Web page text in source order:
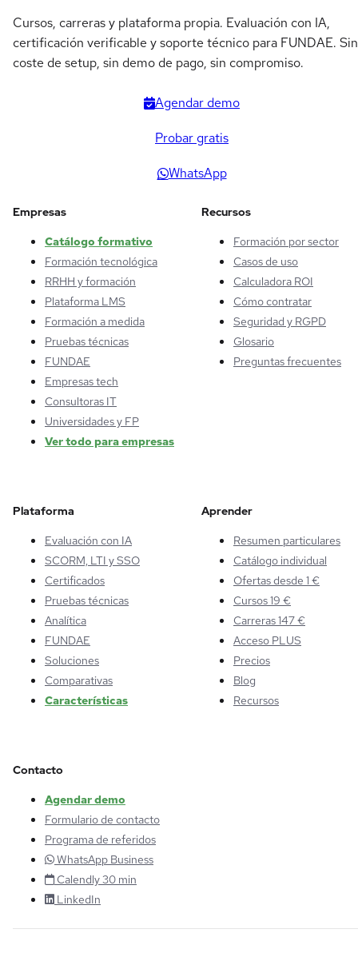
Cursos, carreras y plataforma propia. Evaluación con IA,
certificación verificable y soporte técnico para FUNDAE. Sin
coste de setup, sin demo de pago, sin compromiso.
Agendar demo
Probar gratis
WhatsApp
Empresas
Catálogo formativo
Formación tecnológica
RRHH y formación
Plataforma LMS
Formación a medida
Pruebas técnicas
FUNDAE
Empresas tech
Consultoras IT
Universidades y FP
Ver todo para empresas
Recursos
Formación por sector
Casos de uso
Calculadora ROI
Cómo contratar
Seguridad y RGPD
Glosario
Preguntas frecuentes
Plataforma
Evaluación con IA
SCORM, LTI y SSO
Certificados
Pruebas técnicas
Analítica
FUNDAE
Soluciones
Comparativas
Características
Aprender
Resumen particulares
Catálogo individual
Ofertas desde 1 €
Cursos 19 €
Carreras 147 €
Acceso PLUS
Precios
Blog
Recursos
Contacto
Agendar demo
Formulario de contacto
Programa de referidos
WhatsApp Business
Calendly 30 min
LinkedIn